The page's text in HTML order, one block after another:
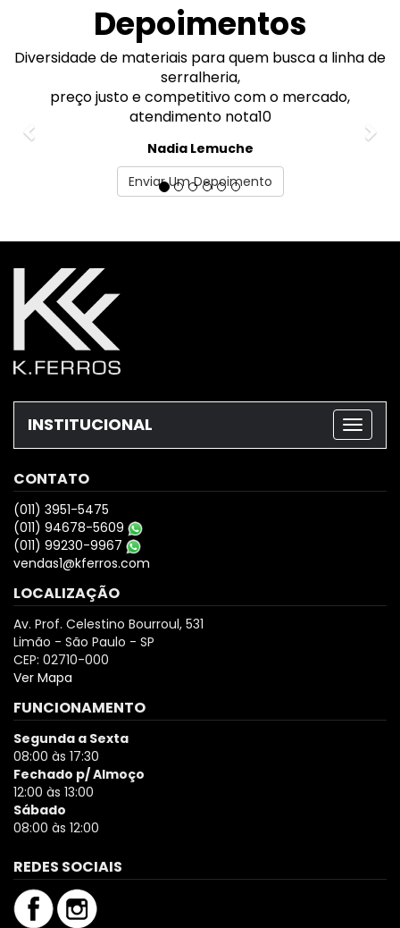
Depoimentos
Diversidade de materiais para quem busca a linha de
serralheria,
preço justo e competitivo com o mercado,
atendimento nota10
Nadia Lemuche
Previous
Enviar Um Depoimento
INSTITUCIONAL
CONTATO
(011) 3951-5475
(011) 94678-5609
(011) 99230-9967
vendas1@kferros.com
LOCALIZAÇÃO
Av. Prof. Celestino Bourroul, 531
Limão - São Paulo - SP
CEP: 02710-000
Ver Mapa
FUNCIONAMENTO
Segunda a Sexta
08:00 às 17:30
Fechado p/ Almoço
12:00 às 13:00
Sábado
08:00 às 12:00
REDES SOCIAIS